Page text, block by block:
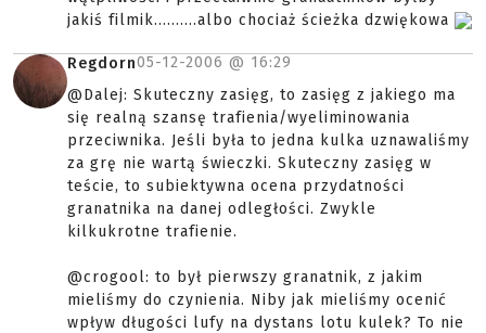
jakiś filmik..........albo chociaż ścieżka dzwiękowa
Regdorn05-12-2006 @ 16:29
@Dalej: Skuteczny zasięg, to zasięg z jakiego ma
się realną szansę trafienia/wyeliminowania
przeciwnika. Jeśli była to jedna kulka uznawaliśmy
za grę nie wartą świeczki. Skuteczny zasięg w
teście, to subiektywna ocena przydatności
granatnika na danej odległości. Zwykle
kilkukrotne trafienie.
@crogool: to był pierwszy granatnik, z jakim
mieliśmy do czynienia. Niby jak mieliśmy ocenić
wpływ długości lufy na dystans lotu kulek? To nie